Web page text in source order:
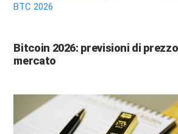
BTC 2026
Bitcoin 2026: previsioni di
mercato